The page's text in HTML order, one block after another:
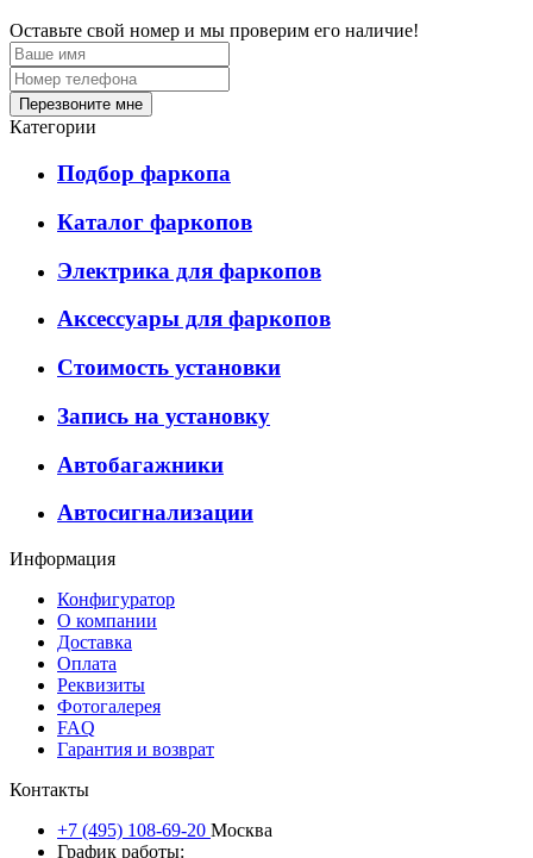
Оставьте свой номер и мы проверим его наличие!
Перезвоните мне
Категории
Подбор фаркопа
Каталог фаркопов
Электрика для фаркопов
Аксессуары для фаркопов
Стоимость установки
Запись на установку
Автобагажники
Автосигнализации
Информация
Конфигуратор
О компании
Доставка
Оплата
Реквизиты
Фотогалерея
FAQ
Гарантия и возврат
Контакты
+7 (495) 108-69-20 Москва
График работы: